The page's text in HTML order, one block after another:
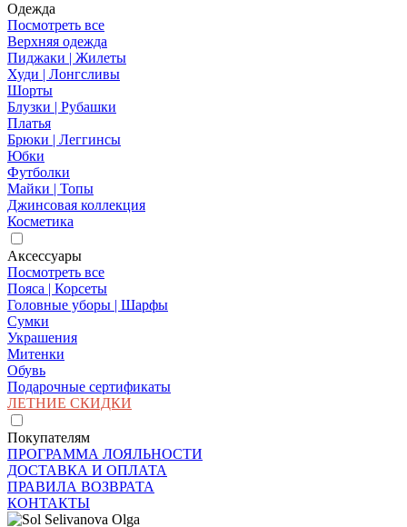
Одежда
Посмотреть все
Верхняя одежда
Пиджаки | Жилеты
Худи | Лонгсливы
Шорты
Блузки | Рубашки
Платья
Брюки | Леггинсы
Юбки
Футболки
Майки | Топы
Джинсовая коллекция
Косметика
Аксессуары
Посмотреть все
Пояса | Корсеты
Головные уборы | Шарфы
Сумки
Украшения
Митенки
Обувь
Подарочные сертификаты
ЛЕТНИЕ СКИДКИ
Покупателям
ПРОГРАММА ЛОЯЛЬНОСТИ
ДОСТАВКА И ОПЛАТА
ПРАВИЛА ВОЗВРАТА
КОНТАКТЫ